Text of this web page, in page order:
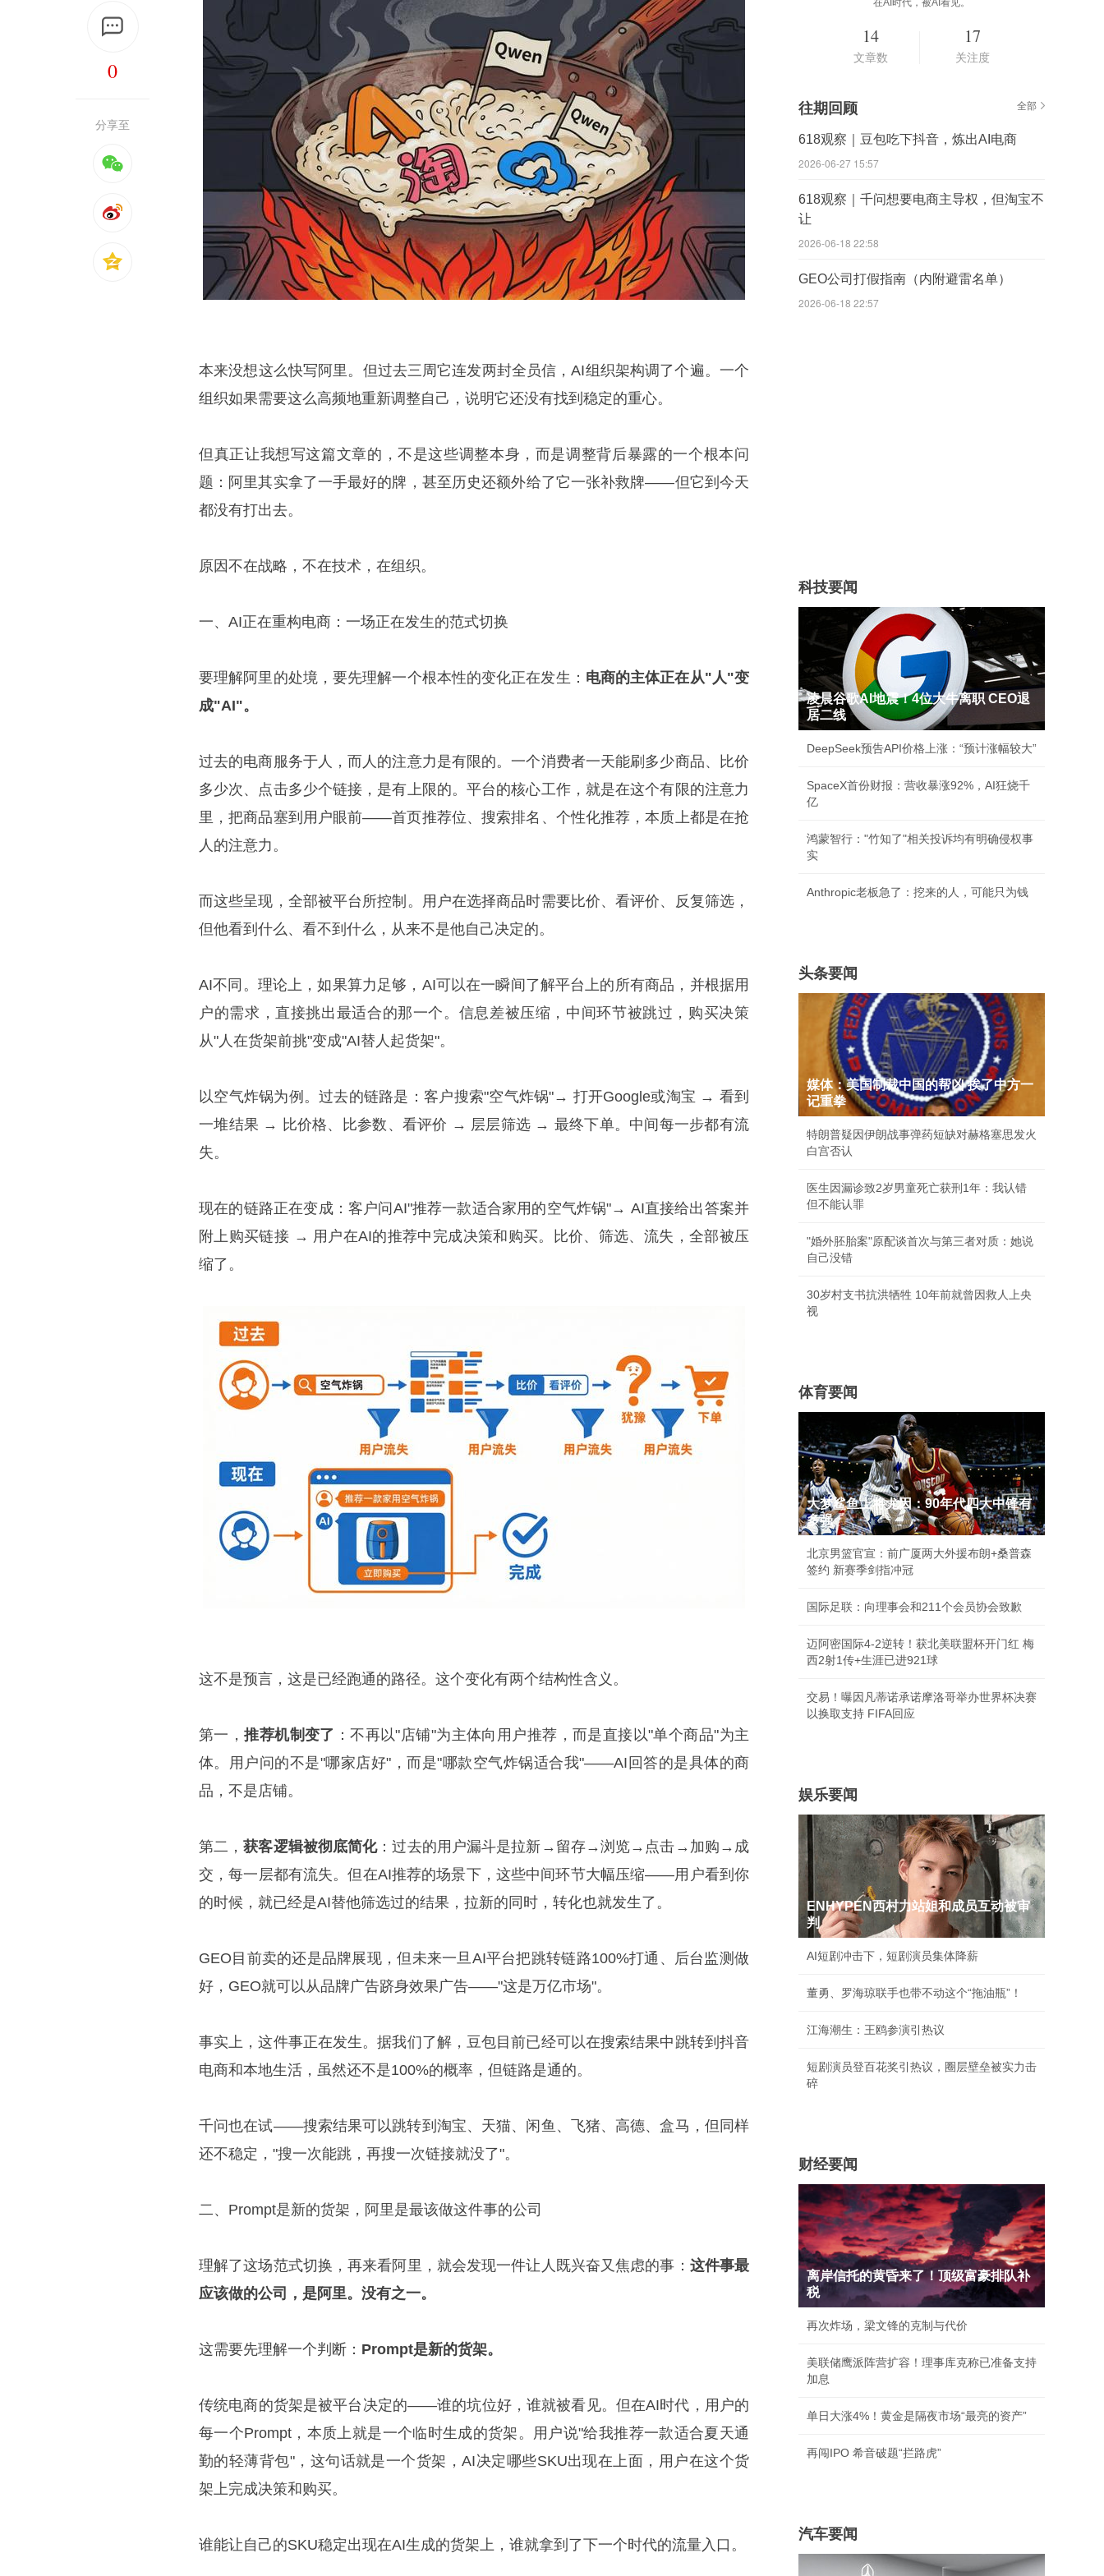
0
分享至
本来没想这么快写阿里。但过去三周它连发两封全员信，AI组织架构调了个遍。一个
组织如果需要这么高频地重新调整自己，说明它还没有找到稳定的重心。
但真正让我想写这篇文章的，不是这些调整本身，而是调整背后暴露的一个根本问
题：阿里其实拿了一手最好的牌，甚至历史还额外给了它一张补救牌——但它到今天
都没有打出去。
原因不在战略，不在技术，在组织。
一、AI正在重构电商：一场正在发生的范式切换
要理解阿里的处境，要先理解一个根本性的变化正在发生： 电商的主体正在从"人"变
成"AI"。
过去的电商服务于人，而人的注意力是有限的。一个消费者一天能刷多少商品、比价
多少次、点击多少个链接，是有上限的。平台的核心工作，就是在这个有限的注意力
里，把商品塞到用户眼前——首页推荐位、搜索排名、个性化推荐，本质上都是在抢
人的注意力。
而这些呈现，全部被平台所控制。用户在选择商品时需要比价、看评价、反复筛选，
但他看到什么、看不到什么，从来不是他自己决定的。
AI不同。理论上，如果算力足够，AI可以在一瞬间了解平台上的所有商品，并根据用
户的需求，直接挑出最适合的那一个。信息差被压缩，中间环节被跳过，购买决策
从"人在货架前挑"变成"AI替人起货架"。
以空气炸锅为例。过去的链路是：客户搜索"空气炸锅"→ 打开Google或淘宝 → 看到
一堆结果 → 比价格、比参数、看评价 → 层层筛选 → 最终下单。中间每一步都有流
失。
现在的链路正在变成：客户问AI"推荐一款适合家用的空气炸锅"→ AI直接给出答案并
附上购买链接 → 用户在AI的推荐中完成决策和购买。比价、筛选、流失，全部被压
缩了。
这不是预言，这是已经跑通的路径。这个变化有两个结构性含义。
第一，推荐机制变了 ：不再以"店铺"为主体向用户推荐，而是直接以"单个商品"为主
体。用户问的不是"哪家店好"，而是"哪款空气炸锅适合我"——AI回答的是具体的商
品，不是店铺。
第二，获客逻辑被彻底简化：过去的用户漏斗是拉新→留存→浏览→点击→加购→成
交，每一层都有流失。但在AI推荐的场景下，这些中间环节大幅压缩——用户看到你
的时候，就已经是AI替他筛选过的结果，拉新的同时，转化也就发生了。
GEO目前卖的还是品牌展现，但未来一旦AI平台把跳转链路100%打通、后台监测做
好，GEO就可以从品牌广告跻身效果广告——"这是万亿市场"。
事实上，这件事正在发生。据我们了解，豆包目前已经可以在搜索结果中跳转到抖音
电商和本地生活，虽然还不是100%的概率，但链路是通的。
千问也在试——搜索结果可以跳转到淘宝、天猫、闲鱼、飞猪、高德、盒马，但同样
还不稳定，"搜一次能跳，再搜一次链接就没了"。
二、Prompt是新的货架，阿里是最该做这件事的公司
理解了这场范式切换，再来看阿里，就会发现一件让人既兴奋又焦虑的事： 这件事最
应该做的公司，是阿里。没有之一。
这需要先理解一个判断： Prompt是新的货架。
传统电商的货架是被平台决定的——谁的坑位好，谁就被看见。但在AI时代，用户的
每一个Prompt，本质上就是一个临时生成的货架。用户说"给我推荐一款适合夏天通
勤的轻薄背包"，这句话就是一个货架，AI决定哪些SKU出现在上面，用户在这个货
架上完成决策和购买。
谁能让自己的SKU稳定出现在AI生成的货架上，谁就拿到了下一个时代的流量入口。
在AI时代，被AI看见。
14
文章数
17
关注度
往期回顾 全部
618观察｜豆包吃下抖音，炼出AI电商
2026-06-27 15:57
618观察｜千问想要电商主导权，但淘宝不
让
2026-06-18 22:58
GEO公司打假指南（内附避雷名单）
2026-06-18 22:57
科技要闻
凌晨谷歌AI地震！4位大牛离职 CEO退
居二线
DeepSeek预告API价格上涨：“预计涨幅较大”
SpaceX首份财报：营收暴涨92%，AI狂烧千
亿
鸿蒙智行："竹知了"相关投诉均有明确侵权事
实
Anthropic老板急了：挖来的人，可能只为钱
头条要闻
媒体：美国制裁中国的帮凶 挨了中方一
记重拳
特朗普疑因伊朗战事弹药短缺对赫格塞思发火
白宫否认
医生因漏诊致2岁男童死亡获刑1年：我认错
但不能认罪
"婚外胚胎案"原配谈首次与第三者对质：她说
自己没错
30岁村支书抗洪牺牲 10年前就曾因救人上央
视
体育要闻
大梦鲨鱼上将尤因：90年代四大中锋有
多强
北京男篮官宣：前广厦两大外援布朗+桑普森
签约 新赛季剑指冲冠
国际足联：向理事会和211个会员协会致歉
迈阿密国际4-2逆转！获北美联盟杯开门红 梅
西2射1传+生涯已进921球
交易！曝因凡蒂诺承诺摩洛哥举办世界杯决赛
以换取支持 FIFA回应
娱乐要闻
ENHYPEN西村力站姐和成员互动被审
判
AI短剧冲击下，短剧演员集体降薪
董勇、罗海琼联手也带不动这个“拖油瓶”！
江海潮生：王鸥参演引热议
短剧演员登百花奖引热议，圈层壁垒被实力击
碎
财经要闻
离岸信托的黄昏来了！顶级富豪排队补
税
再次炸场，梁文锋的克制与代价
美联储鹰派阵营扩容！理事库克称已准备支持
加息
单日大涨4%！黄金是隔夜市场“最亮的资产”
再闯IPO 希音破题“拦路虎”
汽车要闻